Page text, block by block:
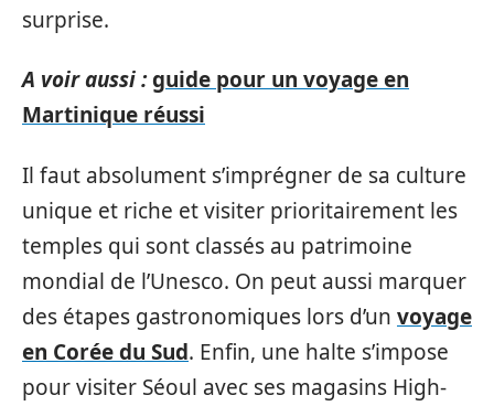
surprise.
A voir aussi :guide pour un voyage en
Martinique réussi
Il faut absolument s’imprégner de sa culture
unique et riche et visiter prioritairement les
temples qui sont classés au patrimoine
mondial de l’Unesco. On peut aussi marquer
des étapes gastronomiques lors d’un voyage
en Corée du Sud. Enfin, une halte s’impose
pour visiter Séoul avec ses magasins High-